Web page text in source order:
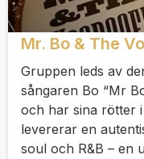
Mr. Bo & The
Gruppen leds av
sångaren Bo “Mr
och har sina rötter
levererar en
soul och R&B – en